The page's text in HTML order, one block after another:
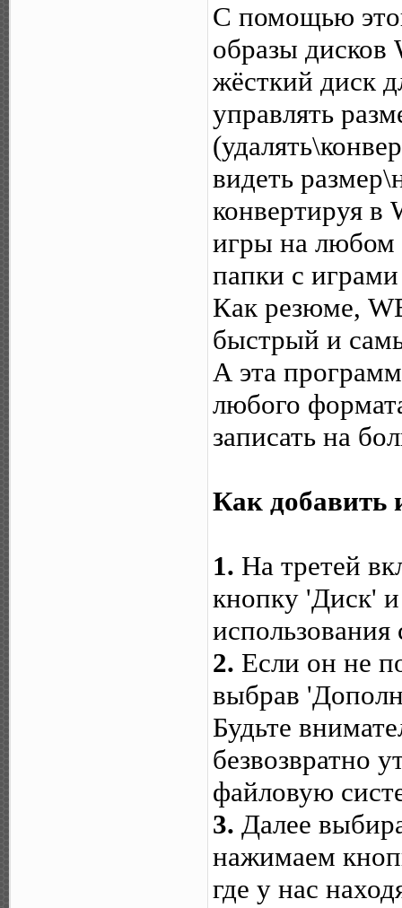
С помощью
образы дисков
жёсткий диск
управлять
видеть
конвертируя в
игры на любом
папки с
Как резюме,
быстрый и
А эта
любого
записать на
Как добавить
1. На третей
кнопку 'Диск'
2. Если он не
выбрав
Будьте
безвозвратно
файловую
3. Далее
нажимаем
где у нас